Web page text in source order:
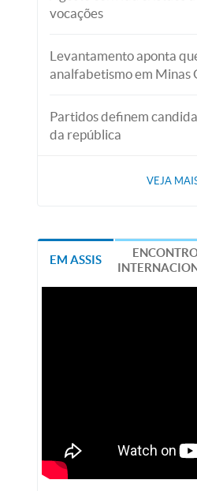
vocações
Levantamento aponta
analfabetismo em Minas
Partidos definem
da república
VEJA
EM ASSIS